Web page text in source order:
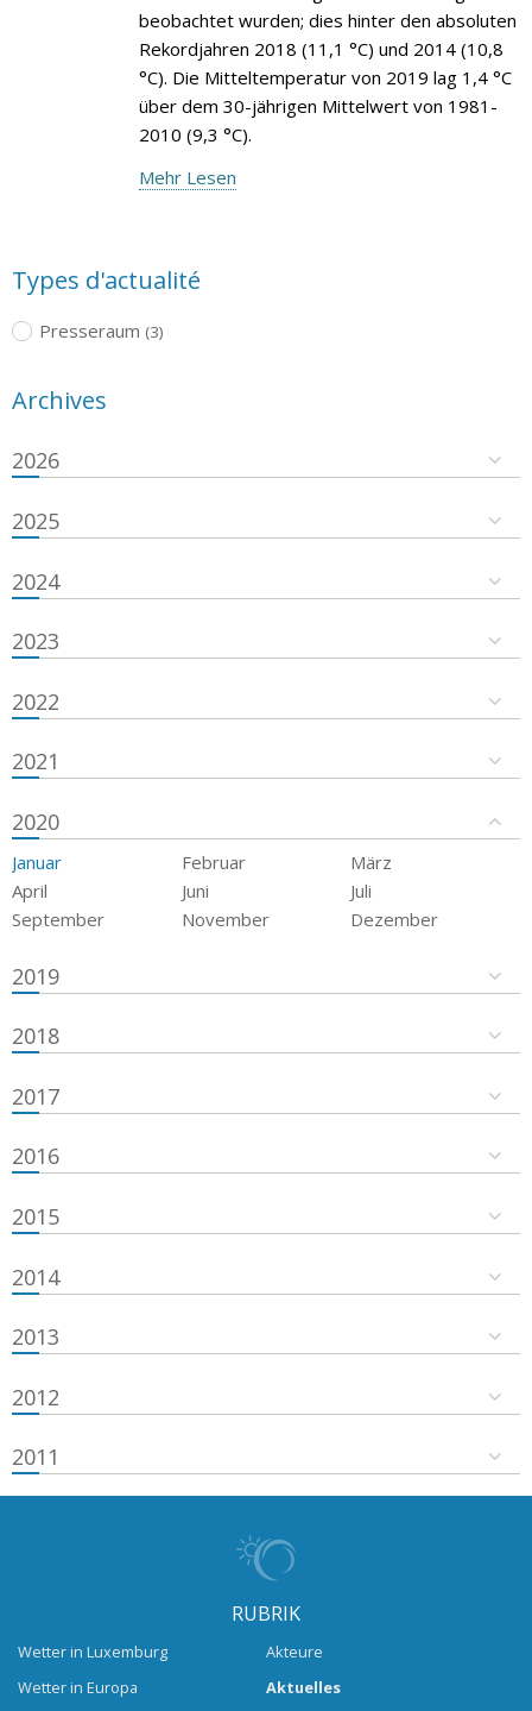
beobachtet wurden; dies hinter den absoluten
Rekordjahren 2018 (11,1 °C) und 2014 (10,8
°C). Die Mitteltemperatur von 2019 lag 1,4 °C
über dem 30-jährigen Mittelwert von 1981-
2010 (9,3 °C).
Mehr Lesen
Types d'actualité
Presseraum (3)
Archives
2026
2025
2024
2023
2022
2021
2020
Januar Februar
März
April
Juni
Juli
September
November Dezember
2019
2018
2017
2016
2015
2014
2013
2012
2011
RUBRIK
Wetter in Luxemburg
Wetter in Europa
Akteure
Aktuelles